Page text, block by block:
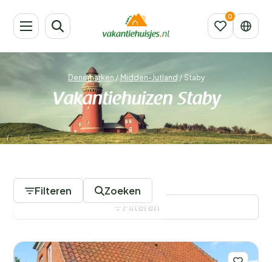
Denemarken / Midden-Jutland / Staby
Vakantiehuizen Staby
Filteren Zoeken
Filteren